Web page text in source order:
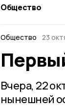
Общество
Общество 23
Вчера, 22
нынешней